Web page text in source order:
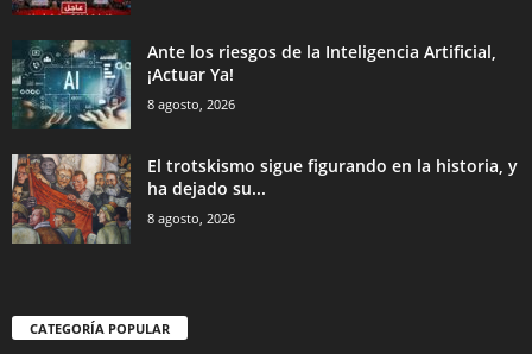
Ante los riesgos de la Inteligencia Artificial,
¡Actuar Ya!
8 agosto, 2026
El trotskismo sigue figurando en la historia, y
ha dejado su...
8 agosto, 2026
CATEGORÍA POPULAR